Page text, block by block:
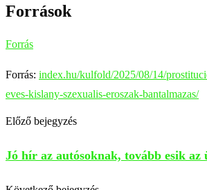
Források
Forrás
Forrás: index.hu/kulfold/2025/08/14/
eves-kislany-szexualis-eroszak-bantalmazas/
Előző bejegyzés
Jó hír az autósoknak, tovább esik az